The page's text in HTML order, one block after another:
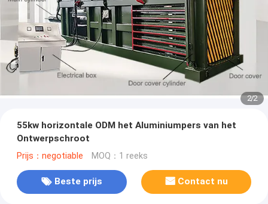
2/2
55kw horizontale ODM het Aluminiumpers van het
Ontwerpschroot
Prijs：negotiable MOQ：1 reeks
Beste prijs Contact nu